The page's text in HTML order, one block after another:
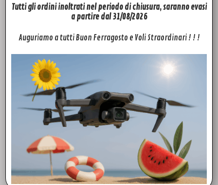
CMOS da 4/3
Formato equivalente: 35 mm
Pixel effettivi: 20 MP
Otturatore meccanico
Teleobiettivo
CMOS da 1/2
‌Formato equivalente: 162 mm
Pixel effettivi: 12 MP
DJI MATRICE 3TD
Fotocamera grandangolare
CMOS da 1/1.32″
Formato equivalente: 35 mm
Tutti gli ordini inoltrati nel periodo di chiusura, saranno evasi
a partire dal 31/08/2026
Auguriamo a tutti Buon Ferragosto e Voli Straordinari ! ! !